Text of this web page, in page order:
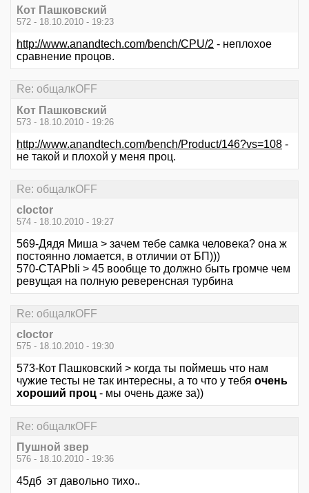
Кот Пашковский
572 - 18.10.2010 - 19:23
http://www.anandtech.com/bench/CPU/2 - неплохое
сравнение процов.
Re: общалкOFF
Кот Пашковский
573 - 18.10.2010 - 19:26
http://www.anandtech.com/bench/Product/146?vs=108 -
не такой и плохой у меня проц.
Re: общалкOFF
cloctor
574 - 18.10.2010 - 19:27
569-Дядя Миша > зачем тебе самка человека? она ж
постоянно ломается, в отличии от БП)))
570-CTAPbIi > 45 вообще то должно быть громче чем
ревущая на полную реверенсная турбина
Re: общалкOFF
cloctor
575 - 18.10.2010 - 19:30
573-Кот Пашковский > когда ты поймешь что нам
чужие тесты не так интересны, а то что у тебя очень
хороший проц - мы очень даже за))
Re: общалкOFF
Пушной звер
576 - 18.10.2010 - 19:36
45дб эт давольно тихо..